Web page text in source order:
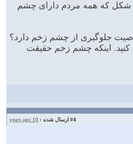
شکل که همه مردم داراى چشم
جلوگیرى از چشم زخم دارد؟
کنید. اینکه چشم زخم حقیقت
#4 ارسال شده : 10 years ago